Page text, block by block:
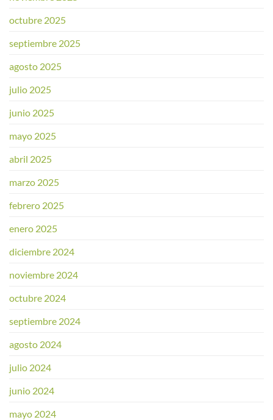
octubre 2025
septiembre 2025
agosto 2025
julio 2025
junio 2025
mayo 2025
abril 2025
marzo 2025
febrero 2025
enero 2025
diciembre 2024
noviembre 2024
octubre 2024
septiembre 2024
agosto 2024
julio 2024
junio 2024
mayo 2024